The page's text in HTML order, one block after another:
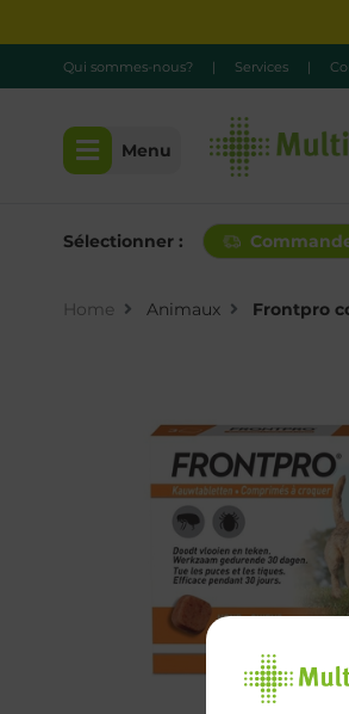
Qui sommes-nous? | Services |
Menu
Sélectionner :
Home Animaux Frontpro